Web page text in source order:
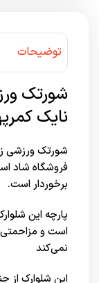
توضیحات
شورتک
نایک
شورتک ورزشی
فروشگاه شاد
برخوردار است.
پارچه این
است و
نمی‌کند
این شلوارک